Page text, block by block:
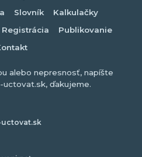
Slovník
Kalkulačky
Registrácia
Publikovanie
alebo nepresnosť, napíšte
uctovat.sk, ďakujeme.